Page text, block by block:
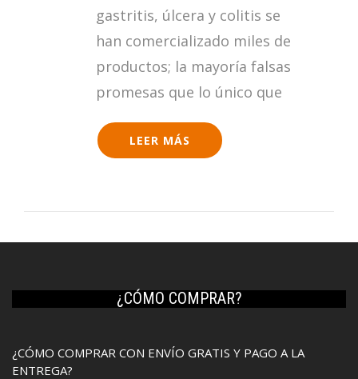
gastritis, úlcera y colitis se
han comercializado miles de
productos; la mayoría falsas
promesas que lo único que
LEER MÁS
¿CÓMO COMPRAR?
¿CÓMO COMPRAR CON ENVÍO GRATIS Y PAGO A LA
ENTREGA?